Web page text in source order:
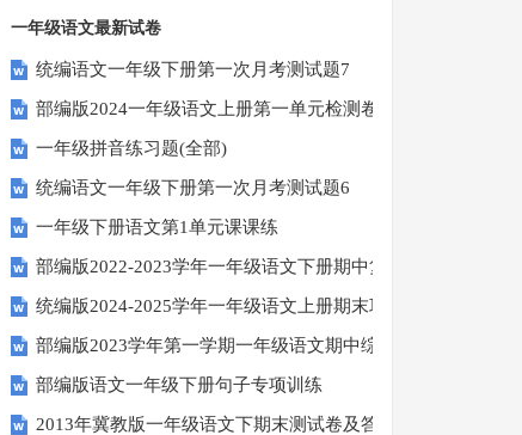
一年级语文最新试卷
统编语文一年级下册第一次月考测试题7
部编版2024一年级语文上册第一单元检测卷
一年级拼音练习题(全部)
统编语文一年级下册第一次月考测试题6
一年级下册语文第1单元课课练
部编版2022-2023学年一年级语文下册期中复习卷
统编版2024-2025学年一年级语文上册期末巩固测试卷
部编版2023学年第一学期一年级语文期中综合试卷
部编版语文一年级下册句子专项训练
2013年冀教版一年级语文下期末测试卷及答案